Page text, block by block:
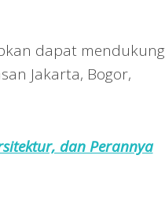
dapat mendukung
Jakarta, Bogor,
dan Perannya